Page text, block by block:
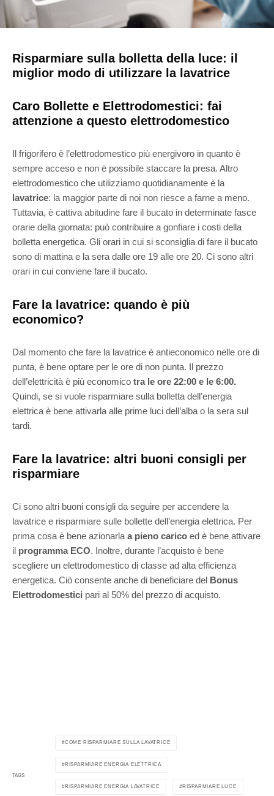
Risparmiare sulla bolletta della luce: il
miglior modo di utilizzare la lavatrice
Caro Bollette e Elettrodomestici: fai
attenzione a questo elettrodomestico
Il frigorifero è l’elettrodomestico più energivoro in quanto è
sempre acceso e non è possibile staccare la presa. Altro
elettrodomestico che utilizziamo quotidianamente è la
lavatrice: la maggior parte di noi non riesce a farne a meno.
Tuttavia, è cattiva abitudine fare il bucato in determinate fasce
orarie della giornata: può contribuire a gonfiare i costi della
bolletta energetica. Gli orari in cui si sconsiglia di fare il bucato
sono di mattina e la sera dalle ore 19 alle ore 20. Ci sono altri
orari in cui conviene fare il bucato.
Fare la lavatrice: quando è più
economico?
Dal momento che fare la lavatrice è antieconomico nelle ore di
punta, è bene optare per le ore di non punta. Il prezzo
dell’elettricità è più economico tra le ore 22:00 e le 6:00.
Quindi, se si vuole risparmiare sulla bolletta dell’energia
elettrica è bene attivarla alle prime luci dell’alba o la sera sul
tardi.
Fare la lavatrice: altri buoni consigli per
risparmiare
Ci sono altri buoni consigli da seguire per accendere la
lavatrice e risparmiare sulle bollette dell’energia elettrica. Per
prima cosa è bene azionarla a pieno carico ed è bene attivare
il programma ECO. Inoltre, durante l’acquisto è bene
scegliere un elettrodomestico di classe ad alta efficienza
energetica. Ciò consente anche di beneficiare del Bonus
Elettrodomestici pari al 50% del prezzo di acquisto.
TAGS
COME RISPARMIARE SULLA LAVATRICE
RISPARMIARE ENERGIA ELETTRICA
RISPARMIARE ENERGIA LAVATRICE RISPARMIARE LUCE